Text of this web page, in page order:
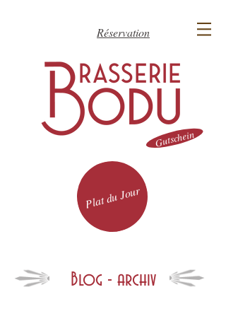
Réservation
Plat du Jour
Gutschein
Blog - archiv